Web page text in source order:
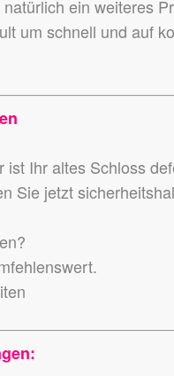
ein weiteres
um schnell und auf
ist Ihr altes Schloss
Sie jetzt